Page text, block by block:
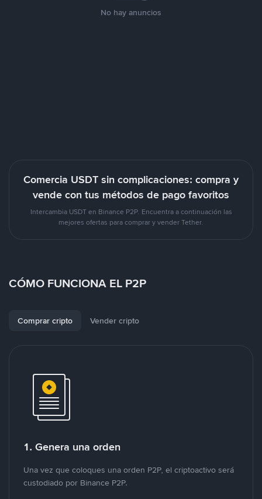
No hay anuncios
Comercia USDT sin complicaciones: compra y
vende con tus métodos de pago favoritos
Intercambia USDT en Binance P2P. Encuentra a continuación las
mejores ofertas para comprar y vender Tether.
CÓMO FUNCIONA EL P2P
Comprar cripto Vender cripto
1. Genera una orden
Una vez que coloques una orden P2P, el criptoactivo será
custodiado por Binance P2P.